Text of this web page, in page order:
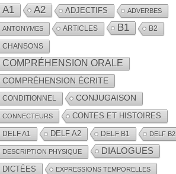
A1 A2 ADJECTIFS ADVERBES
ANTONYMES ARTICLES B1 B2
CHANSONS
COMPRÉHENSION ORALE
COMPRÉHENSION ÉCRITE
CONDITIONNEL CONJUGAISON
CONNECTEURS CONTES ET HISTOIRES
DELF A1 DELF A2 DELF B1 DELF B2
DESCRIPTION PHYSIQUE DIALOGUES
DICTÉES EXPRESSIONS TEMPORELLES